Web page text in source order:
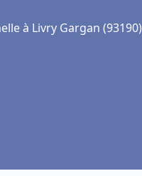
à Livry Gargan (93190)